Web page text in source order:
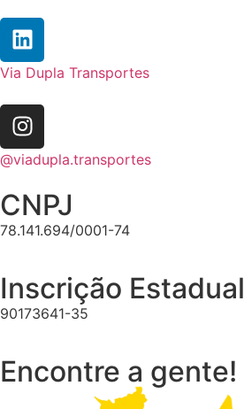
Via Dupla Transportes
@viadupla.transportes
CNPJ
78.141.694/0001-74
Inscrição Estadual
90173641-35
Encontre a gente!